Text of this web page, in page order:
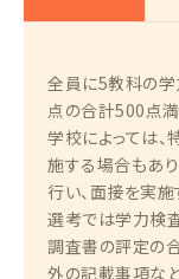
全員に5教科の
点の合計500点満
学校によっては
施する場合もあ
行い、面接を実
選考では学力検
調査書の評定の
外の記載事項な